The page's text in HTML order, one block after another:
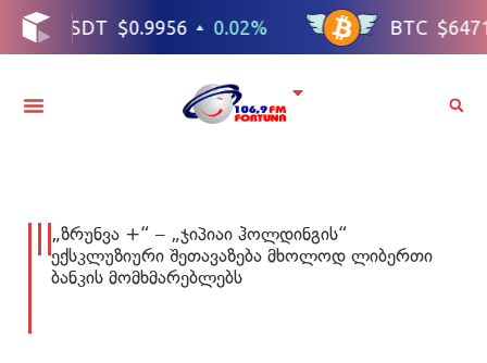
„ზრუნვა +“ – „ჯიპიაი ჰოლდინგის“
ექსკლუზიური შეთავაზება მხოლოდ ლიბერთი
ბანკის მომხმარებლებს